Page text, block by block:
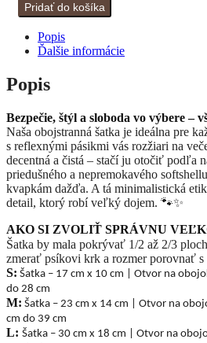
Pridať do košíka
Popis
Ďalšie informácie
Popis
Bezpečie, štýl a sloboda vo výbere –
Naša obojstranná šatka je ideálna pre
s reflexnými pásikmi vás rozžiari na
decentná a čistá – stačí ju otočiť podľa
priedušného a nepremokavého
kvapkám dažďa. A tá minimalistická
detail, ktorý robí veľký dojem. 🐾✨
AKO SI ZVOLIŤ SPRÁVNU
Šatka by mala pokrývať 1/2 až 2/3
zmerať psíkovi krk a rozmer porovnať
S: Šatka – 17 cm x 10 cm | Otvor na
do 28 cm
M: Šatka – 23 cm x 14 cm Otvor na
cm do 39 cm
L: Šatka – 30 cm x 18 cm Otvor na